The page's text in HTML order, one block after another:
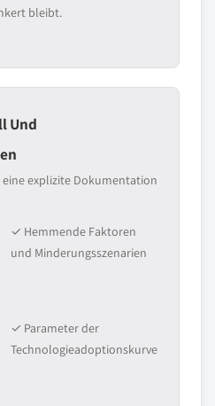
bleibt.
Und
explizite Dokumentation
✓ Hemmende Faktoren
und Minderungsszenarien
✓ Parameter der
Technologieadoptionskurve